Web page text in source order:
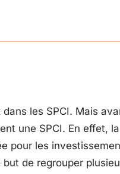
les SPCI. Mais
une SPCI. En effet, la
pour les
but de regrouper